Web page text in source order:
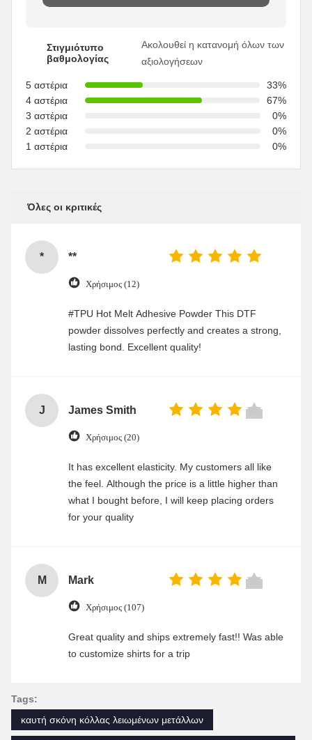
Στιγμιότυπο
βαθμολογίας
Ακολουθεί η κατανομή όλων των
αξιολογήσεων
5 αστέρια
33%
4 αστέρια
67%
3 αστέρια
0%
2 αστέρια
0%
1 αστέρια
0%
Όλες οι κριτικές
* **
Χρήσιμος (12)
#TPU Hot Melt Adhesive Powder This DTF
powder dissolves perfectly and creates a strong,
lasting bond. Excellent quality!
J James Smith
Χρήσιμος (20)
It has excellent elasticity. My customers all like
the feel. Although the price is a little higher than
what I bought before, I will keep placing orders
for your quality
M Mark
Χρήσιμος (107)
Great quality and ships extremely fast!! Was able
to customize shirts for a trip
Tags:
καυτή σκόνη κόλλας λειωμένων μετάλλων